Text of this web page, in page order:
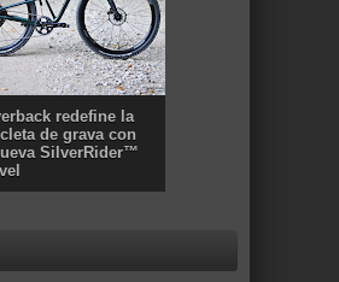
redefine la
de grava con
SilverRider™